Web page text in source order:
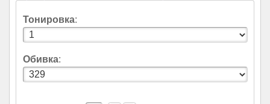
Тонировка:
Обивка: